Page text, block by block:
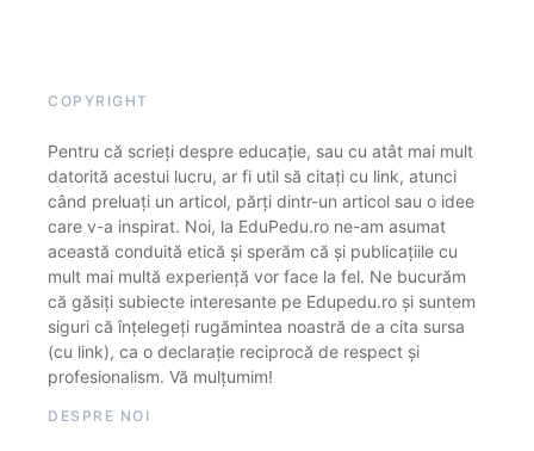
COPYRIGHT
Pentru că scrieți despre educație, sau cu atât mai mult
datorită acestui lucru, ar fi util să citați cu link, atunci
când preluați un articol, părți dintr-un articol sau o idee
care v-a inspirat. Noi, la EduPedu.ro ne-am asumat
această conduită etică și sperăm că și publicațiile cu
mult mai multă experiență vor face la fel. Ne bucurăm
că găsiți subiecte interesante pe Edupedu.ro și suntem
siguri că înțelegeți rugămintea noastră de a cita sursa
(cu link), ca o declarație reciprocă de respect și
profesionalism. Vă mulțumim!
DESPRE NOI